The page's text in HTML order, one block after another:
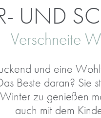
UND
Verschneite
und eine
Beste daran? Sie
zu genießen
auch mit dem